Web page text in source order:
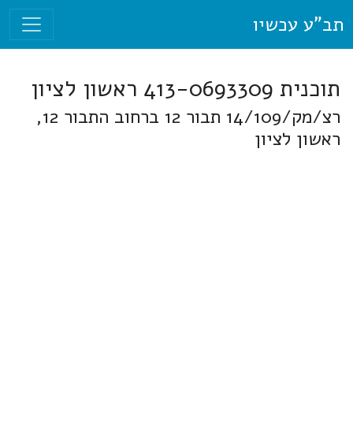
תב"ע עכשיו
תוכנית 413-0693309 ראשון לציון
רצ/מק/14/109 תבור 12 ברחוב התבור 12,
ראשון לציון